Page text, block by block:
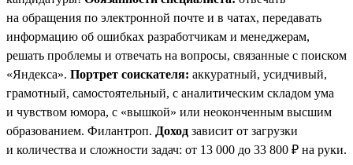
на обращения по электронной почте и в чатах, передавать
информацию об ошибках разработчикам и менеджерам,
решать проблемы и отвечать на вопросы, связанные с поиском
«Яндекса». Портрет соискателя: аккуратный, усидчивый,
грамотный, самостоятельный, с аналитическим складом ума
и чувством юмора, с «вышкой» или неоконченным высшим
образованием. Филантроп. Доход зависит от загрузки
и количества и сложности задач: от 13 000 до 33 800 ₽ на руки.